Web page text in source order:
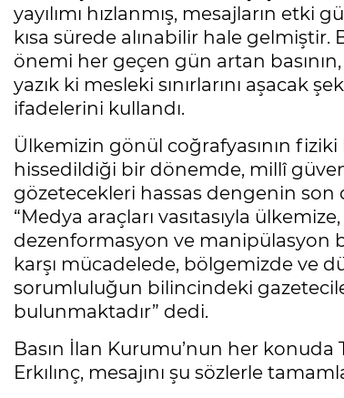
yayılımı hızlanmış, mesajların
kısa sürede alınabilir hale
önemi her geçen gün artan
yazık ki mesleki sınırlarını aşacak
ifadelerini kullandı.
Ülkemizin gönül coğrafyasının
hissedildiği bir dönemde, millî
gözetecekleri hassas dengenin son
“Medya araçları vasıtasıyla
dezenformasyon ve manipülasyon
karşı mücadelede, bölgemizde ve
sorumluluğun bilincindeki
bulunmaktadır” dedi.
Basın İlan Kurumu’nun her konuda
Erkılınç, mesajını şu sözlerle